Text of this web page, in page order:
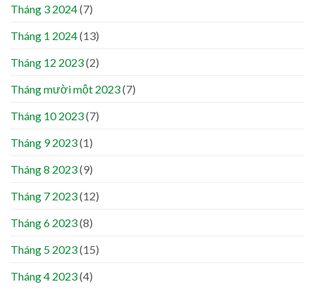
Tháng 3 2024(7)
Tháng 1 2024(13)
Tháng 12 2023(2)
Tháng mười một 2023(7)
Tháng 10 2023(7)
Tháng 9 2023(1)
Tháng 8 2023(9)
Tháng 7 2023(12)
Tháng 6 2023(8)
Tháng 5 2023(15)
Tháng 4 2023(4)